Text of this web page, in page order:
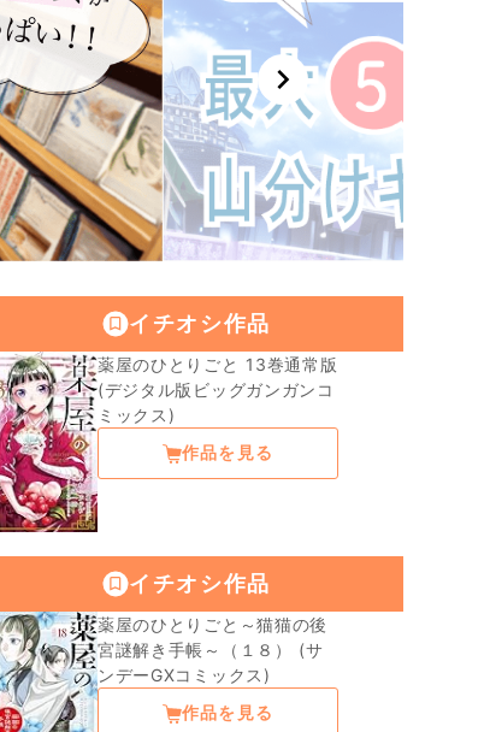
chevron_right
イチオシ作品
薬屋のひとりごと 13巻通常版
(デジタル版ビッグガンガンコ
ミックス)
作品を見る
イチオシ作品
薬屋のひとりごと～猫猫の後
宮謎解き手帳～（１８） (サ
ンデーGXコミックス)
作品を見る